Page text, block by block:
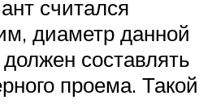
считался
диаметр данной
составлять
проема. Такой